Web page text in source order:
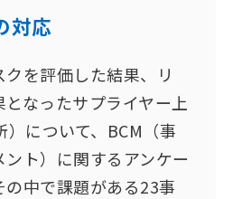
対応
を評価した結果、リ
なったサプライヤー上
について、BCM（事
ト）に関するアンケー
の中で課題がある23事